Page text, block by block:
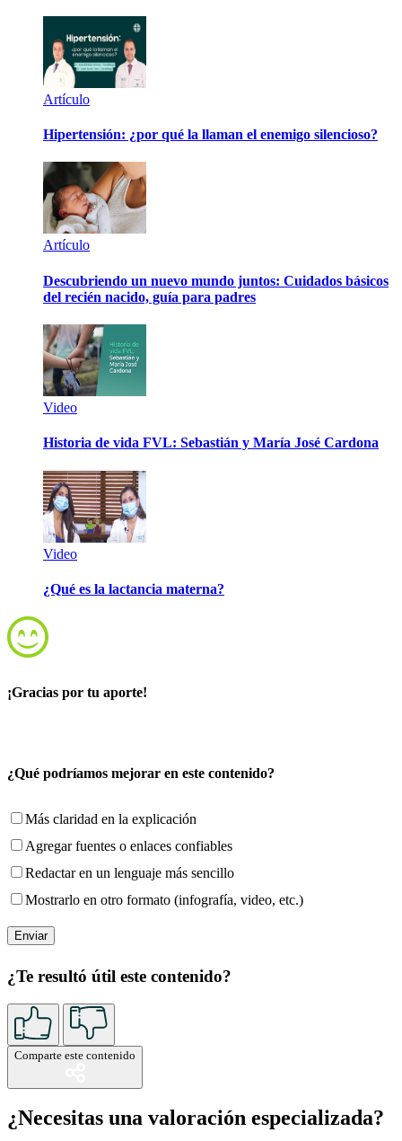
Artículo
Hipertensión: ¿por qué la llaman el enemigo silencioso?
Artículo
Descubriendo un nuevo mundo juntos: Cuidados básicos
del recién nacido, guía para padres
Video
Historia de vida FVL: Sebastián y María José Cardona
Video
¿Qué es la lactancia materna?
¡Gracias por tu aporte!
¿Qué podríamos mejorar en este contenido?
Más claridad en la explicación
Agregar fuentes o enlaces confiables
Redactar en un lenguaje más sencillo
Mostrarlo en otro formato (infografía, video, etc.)
¿Te resultó útil este contenido?
Comparte este contenido
¿Necesitas una valoración especializada?